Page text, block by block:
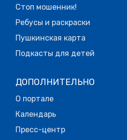
Стоп мошенник!
Ребусы и раскраски
Пушкинская карта
Подкасты для детей
ДОПОЛНИТЕЛЬНО
О портале
Календарь
Пресс-центр